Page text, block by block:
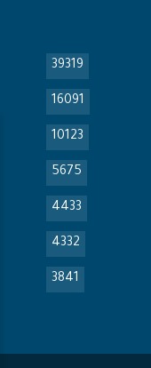
39319
16091
10123
5675
4433
4332
3841